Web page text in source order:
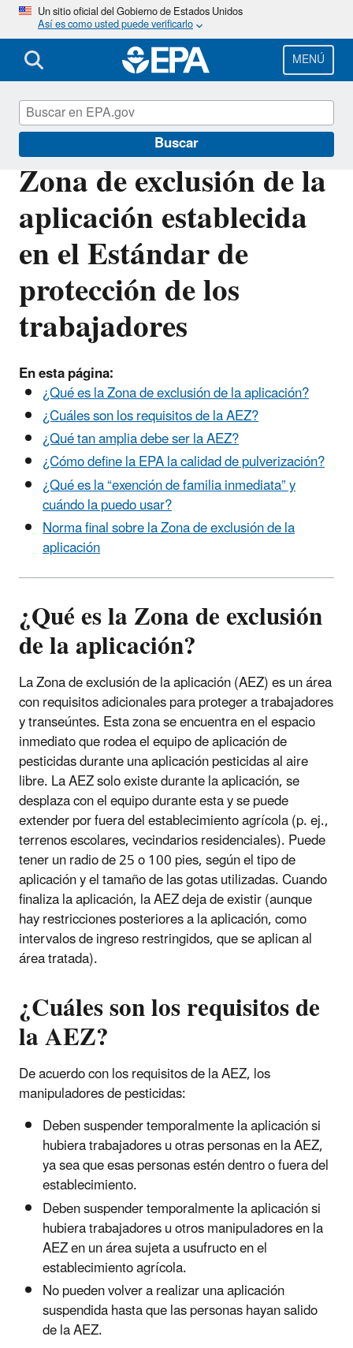
Pasar
al
contenido
principal
Un sitio oficial del Gobierno de Estados Unidos
Así es como usted puede verificarlo
MENÚ
Buscar
Zona de exclusión de la
aplicación establecida
en el Estándar de
protección de los
trabajadores
En esta página:
¿Qué es la Zona de exclusión de la aplicación?
¿Cuáles son los requisitos de la AEZ?
¿Qué tan amplia debe ser la AEZ?
¿Cómo define la EPA la calidad de pulverización?
¿Qué es la “exención de familia inmediata” y
cuándo la puedo usar?
Norma final sobre la Zona de exclusión de la
aplicación
¿Qué es la Zona de exclusión
de la aplicación?
La Zona de exclusión de la aplicación (AEZ) es un área
con requisitos adicionales para proteger a trabajadores
y transeúntes. Esta zona se encuentra en el espacio
inmediato que rodea el equipo de aplicación de
pesticidas durante una aplicación pesticidas al aire
libre. La AEZ solo existe durante la aplicación, se
desplaza con el equipo durante esta y se puede
extender por fuera del establecimiento agrícola (p. ej.,
terrenos escolares, vecindarios residenciales). Puede
tener un radio de 25 o 100 pies, según el tipo de
aplicación y el tamaño de las gotas utilizadas. Cuando
finaliza la aplicación, la AEZ deja de existir (aunque
hay restricciones posteriores a la aplicación, como
intervalos de ingreso restringidos, que se aplican al
área tratada).
¿Cuáles son los requisitos de
la AEZ?
De acuerdo con los requisitos de la AEZ, los
manipuladores de pesticidas:
Deben suspender temporalmente la aplicación si
hubiera trabajadores u otras personas en la AEZ,
ya sea que esas personas estén dentro o fuera del
establecimiento.
Deben suspender temporalmente la aplicación si
hubiera trabajadores u otros manipuladores en la
AEZ en un área sujeta a usufructo en el
establecimiento agrícola.
No pueden volver a realizar una aplicación
suspendida hasta que las personas hayan salido
de la AEZ.
Seguridad Laboral al Usar Pesticidas